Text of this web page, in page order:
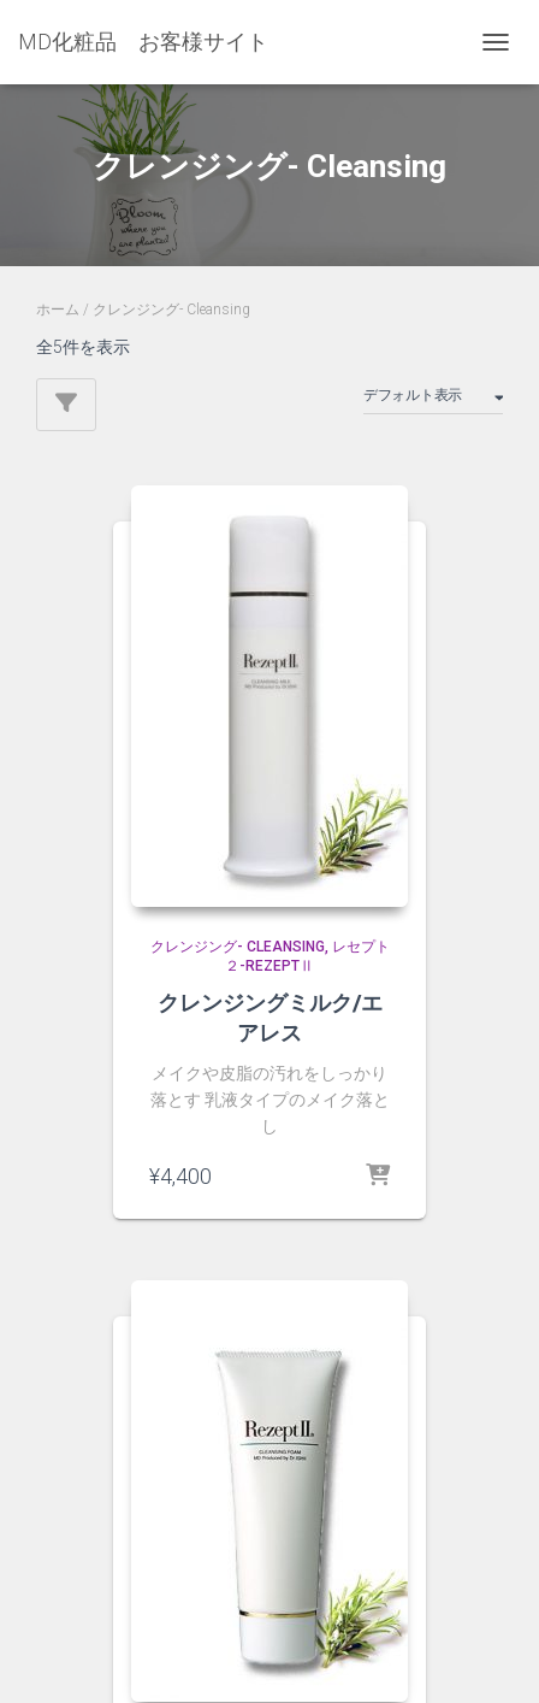
MD化粧品 お客様サイト
クレンジング- Cleansing
ホーム / クレンジング- Cleansing
全5件を表示
クレンジング- CLEANSING レセプト
２-REZEPTⅡ
クレンジングミルク/エ
アレス
メイクや皮脂の汚れをしっかり
落とす 乳液タイプのメイク落と
し
¥4,400